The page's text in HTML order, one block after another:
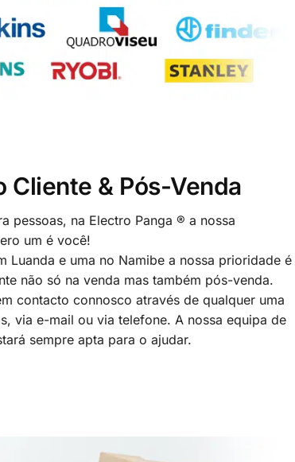
Cliente & Pós-Venda
pessoas, na Electro Panga ® a nossa
um é você!
Luanda e uma no Namibe a nossa prioridade é
não só na venda mas também pós-venda.
contacto connosco através de qualquer uma
via e-mail ou via telefone. A nossa equipa de
sempre apta para o ajudar.